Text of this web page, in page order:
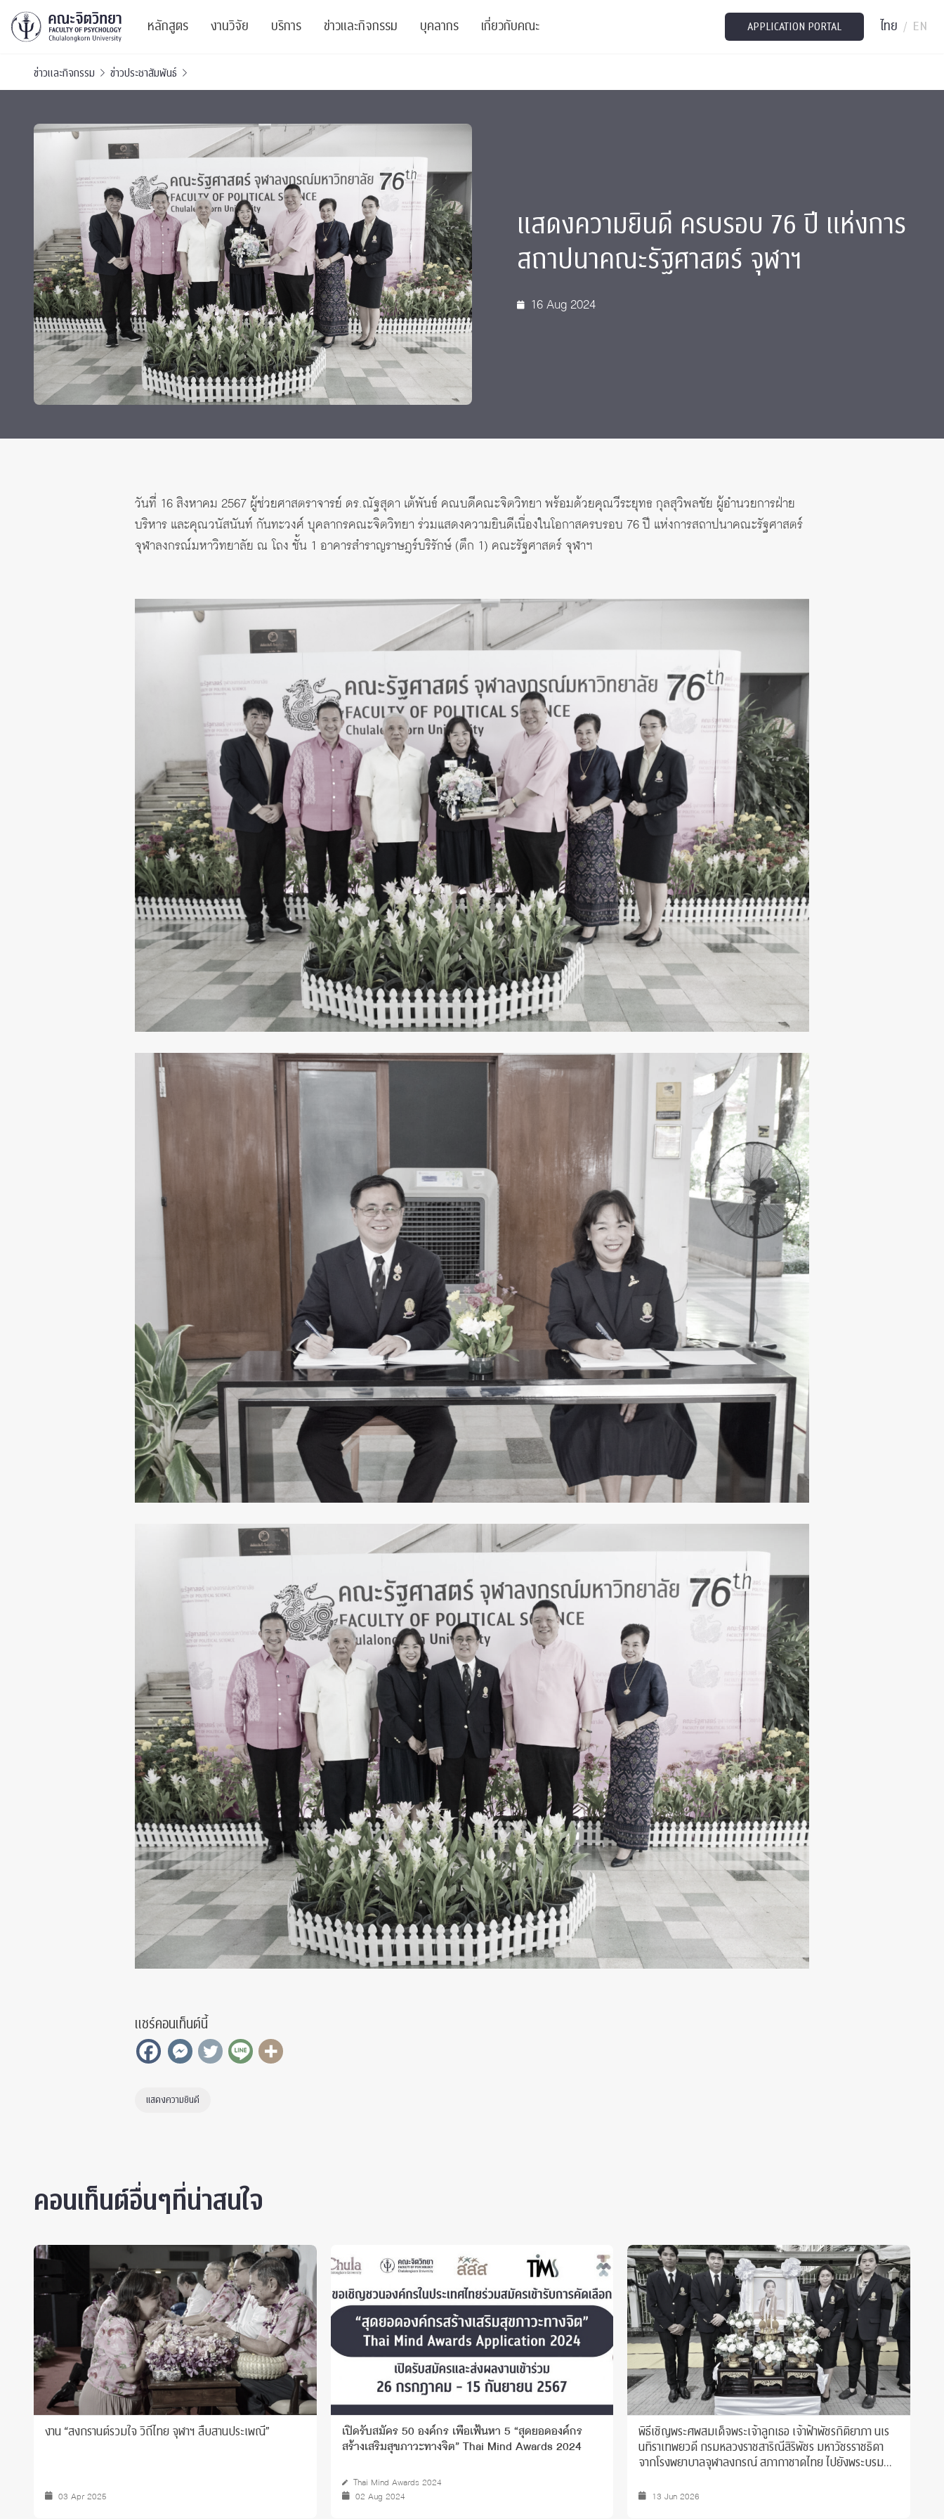
หลักสูตร
ปริญญาบัณฑิต
หลักสูตรปริญญาตรี
บัณฑิตศึกษา
หลักสูตรปริญญาโทและ
ปริญญาเอก
นิสิตปัจจุบัน
งานวิจัย
ทรัพยากรและสิ่งสนับสนุน
งานประชุมวิชาการ
งานประชุมวิชาการระดับนานาชาติ
TICP 2023
SSBW Activities
ทุนและรางวัล
บริการ
บริการวิชาการ
ศูนย์สุขภาวะทางจิต
ศูนย์จิตวิทยาเพื่อประสิทธิภาพองค์กร
Life Di
CU Radio
ข่าวและกิจกรรม
เสวนาและบรรยายพิเศษ
โครงการอบรม
ตำแหน่งงาน
บุคลากร
เจ้าหน้าที่
ผู้บริหาร
เกี่ยวกับคณะ
รายงานประจำปี
ติดต่อเรา
Intranet
APPLICATION PORTAL ไทย / EN
ข่าวและกิจกรรม ข่าวประชาสัมพันธ์
แสดงความยินดี ครบรอบ 76 ปี แห่งการ
สถาปนาคณะรัฐศาสตร์ จุฬาฯ
16 Aug 2024
วันที่ 16 สิงหาคม 2567 ผู้ช่วยศาสตราจารย์ ดร.ณัฐสุดา เต้พันธ์ คณบดีคณะจิตวิทยา พร้อมด้วยคุณวีระยุทธ กุลสุวิพลชัย ผู้อำนวยการฝ่าย
บริหาร และคุณวนัสนันท์ กันทะวงศ์ บุคลากรคณะจิตวิทยา ร่วมแสดงความยินดีเนื่องในโอกาสครบรอบ 76 ปี แห่งการสถาปนาคณะรัฐศาสตร์
จุฬาลงกรณ์มหาวิทยาลัย ณ โถง ชั้น 1 อาคารสำราญราษฎร์บริรักษ์ (ตึก 1) คณะรัฐศาสตร์ จุฬาฯ
แชร์คอนเท็นต์นี้
แสดงความยินดี
คอนเท็นต์อื่นๆที่น่าสนใจ
งาน “สงกรานต์รวมใจ วิถีไทย จุฬาฯ สืบสานประเพณี”
03 Apr 2025
เปิดรับสมัคร 50 องค์กร เพื่อเฟ้นหา 5 “สุดยอดองค์กร
สร้างเสริมสุขภาวะทางจิต” Thai Mind Awards 2024
Thai Mind Awards 2024
02 Aug 2024
พิธีเชิญพระศพสมเด็จพระเจ้าลูกเธอ เจ้าฟ้าพัชรกิติยาภา นเร
นทิราเทพยวดี กรมหลวงราชสาริณีสิริพัชร มหาวัชรราชธิดา
จากโรงพยาบาลจุฬาลงกรณ์ สภากาชาดไทย ไปยังพระบรม
13 Jun 2026